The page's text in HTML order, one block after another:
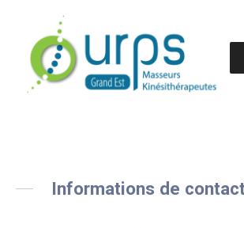
Informations de contact